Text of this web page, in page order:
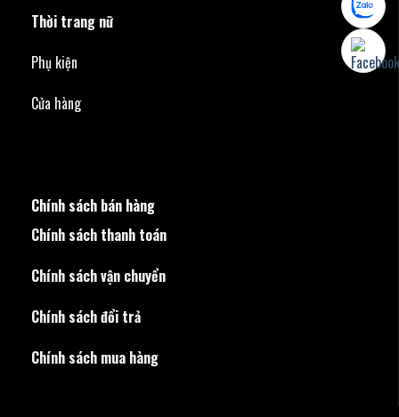
Thời trang nữ
Phụ kiện
Cửa hàng
Chính sách bán hàng
Chính sách thanh toán
Chính sách vận chuyển
Chính sách đổi trả
Chính sách mua hàng